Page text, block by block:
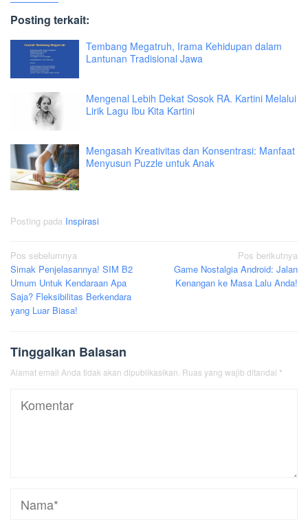
Posting terkait:
Tembang Megatruh, Irama Kehidupan dalam
Lantunan Tradisional Jawa
Mengenal Lebih Dekat Sosok RA. Kartini Melalui
Lirik Lagu Ibu Kita Kartini
Mengasah Kreativitas dan Konsentrasi: Manfaat
Menyusun Puzzle untuk Anak
Posting pada Inspirasi
Navigasi
pos
Pos sebelumnya
Simak Penjelasannya! SIM B2
Umum Untuk Kendaraan Apa
Saja? Fleksibilitas Berkendara
yang Luar Biasa!
Pos berikutnya
Game Nostalgia Android: Jalan
Kenangan ke Masa Lalu Anda!
Tinggalkan Balasan
Alamat email Anda tidak akan dipublikasikan. Ruas yang wajib ditandai *